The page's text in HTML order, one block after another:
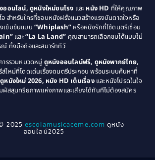
Coming of Age ก้าวพ้นวัย(1)
Coming-of-Age(3)
Community(1)
Crime อาชญากรรม(289)
Cult Film(4)
1978
1975
1970
1968
1963
ออนไลน์, ดูหนังใหม่ชนโรง และ หนัง HD ที่ให้คุณภาพ
สำหรับใครที่ชอบหนังฝรั่งแนวสร้างแรงบันดาลใจหรือ
เข้มข้นแบบ “Whiplash” หรือหนังรักที่ใช้ดนตรีเชื่อม
และ“La La Land” คุณสามารถเลือกชมได้แบบไม่
ทั้งมือถือและสมาร์ททีวี
ารรวมหมวดหมู่ ดูหนังออนไลน์ฟรี, ดูหนังพากย์ไทย,
ส์ใหม่ที่โดดเด่นเรื่องดนตรีประกอบ พร้อมระบบค้นหาที่
ดูหนังใหม่ 2026, หนัง HD เต็มเรื่องและหนังโปรดในใจ
ผัสสุนทรียภาพแห่งภาพและเสียงได้ทันทีไม่ต้องสมัคร
2025escolamusicaceme.com ดูหนัง
ออนไลน์2025